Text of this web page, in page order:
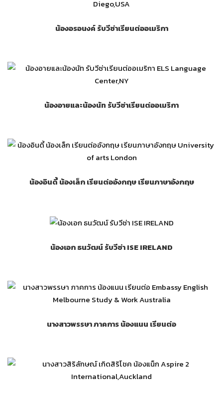
น้องอรอนงค์ รับวีซ่าเรียนต่ออเมริกา
น้องอายและน้องนัท รับวีซ่าเรียนต่ออเมริกา
น้องอินดี้ น้องเล็ก เรียนต่ออังกฤษ เรียนภาษาอังกฤษ
น้องเอก ธนวัฒน์ รับวีซ่า ISE IRELAND
นางสาวพรรษา ภาคการ น้องแนน เรียนต่อ